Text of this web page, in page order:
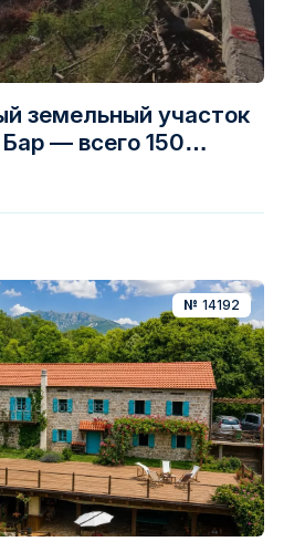
земельный участок
— всего 150
№ 14192